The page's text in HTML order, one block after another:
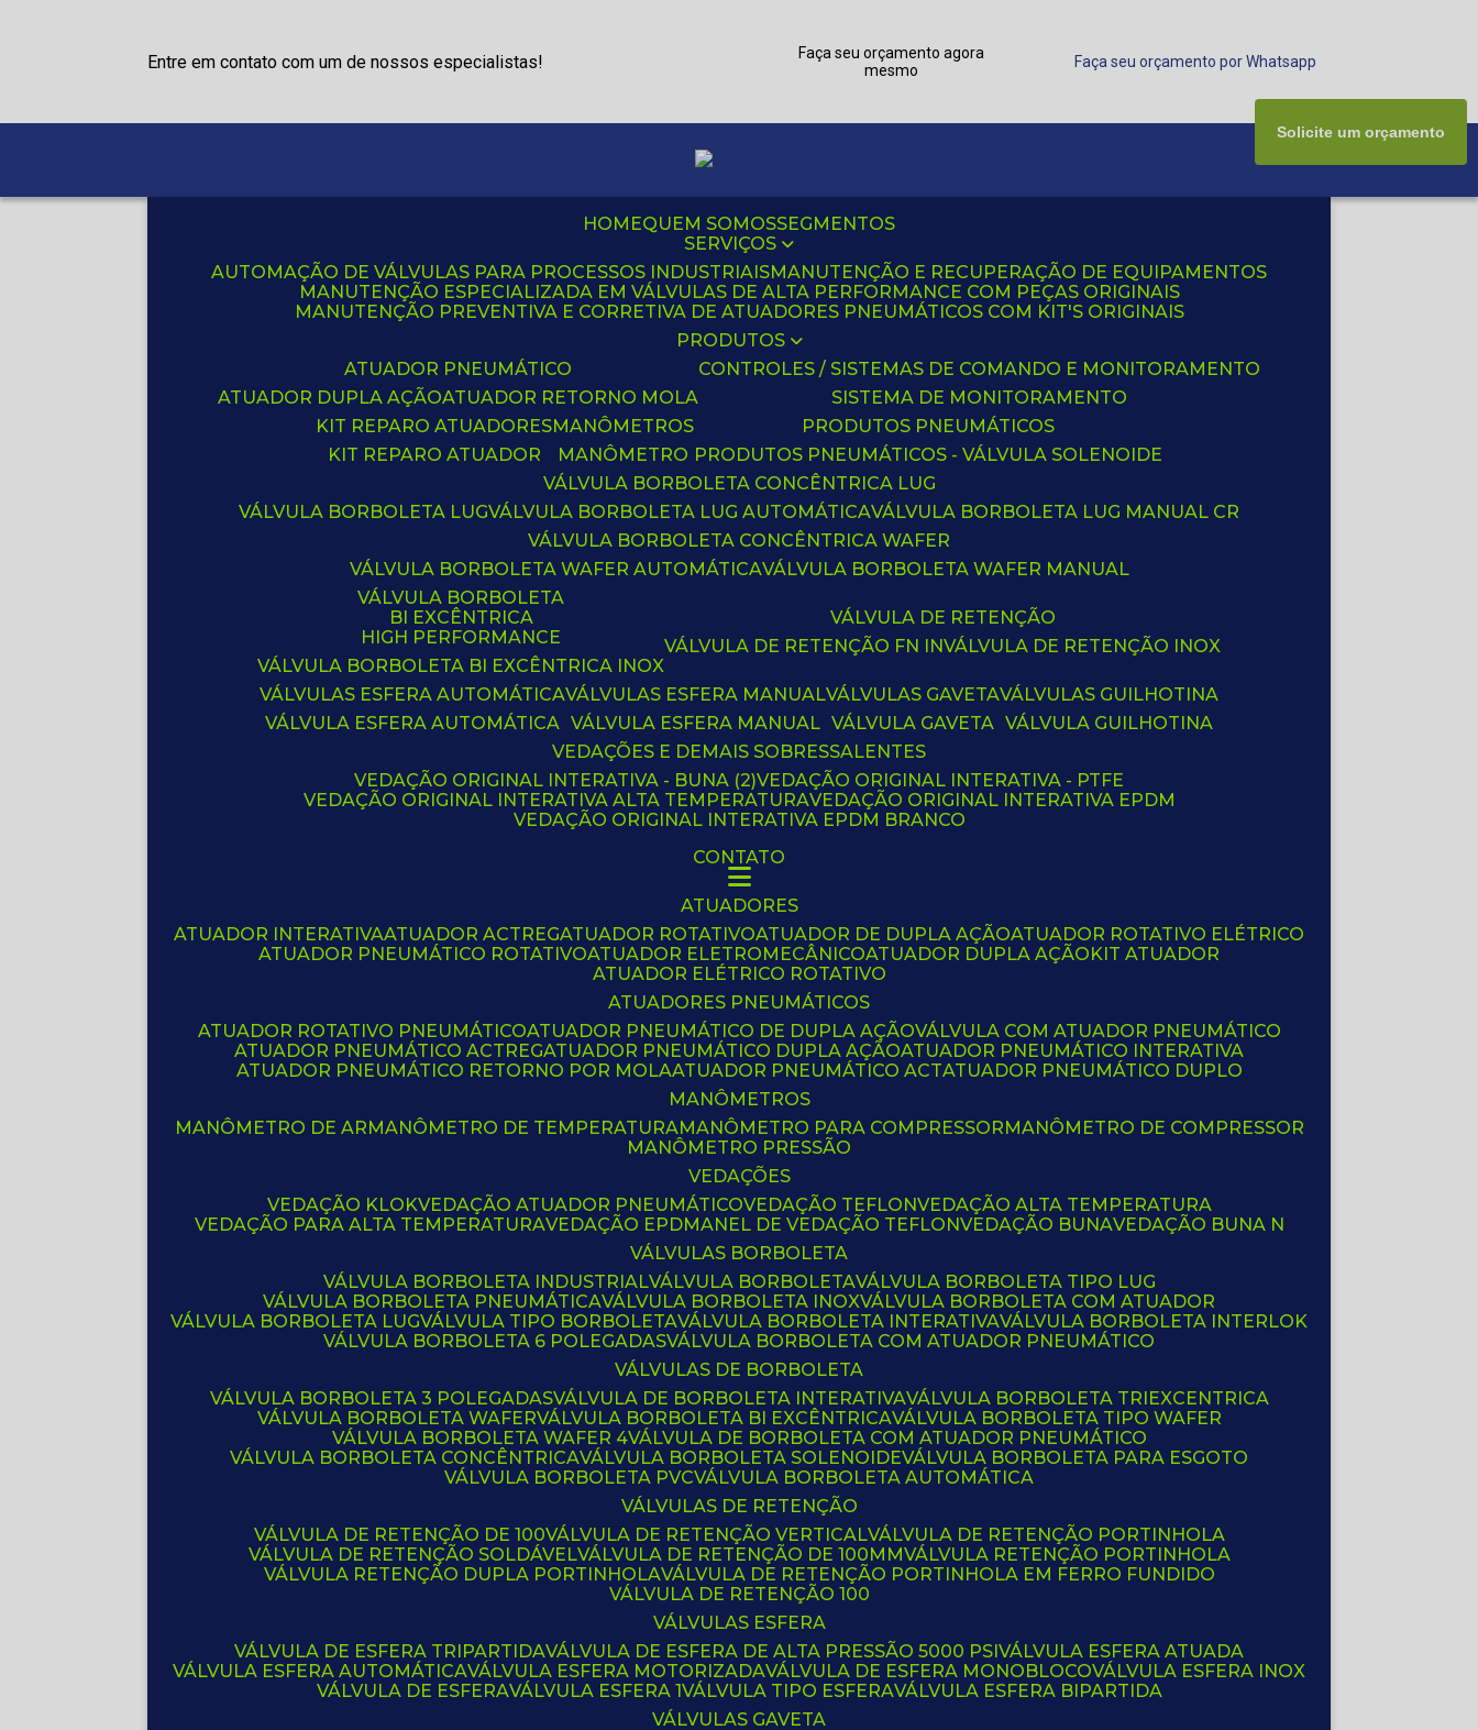
Entre em contato com um de nossos especialistas!
Faça seu orçamento agora
mesmo
Faça seu orçamento por Whatsapp
HOME QUEM SOMOS
SEGMENTOS
SERVIÇOS
AUTOMAÇÃO DE VÁLVULAS PARA PROCESSOS INDUSTRIAIS
MANUTENÇÃO E RECUPERAÇÃO DE EQUIPAMENTOS
MANUTENÇÃO ESPECIALIZADA EM VÁLVULAS DE ALTA PERFORMANCE COM PEÇAS ORIGINAIS
MANUTENÇÃO PREVENTIVA E CORRETIVA DE ATUADORES PNEUMÁTICOS COM KIT'S ORIGINAIS
PRODUTOS
ATUADOR PNEUMÁTICO
ATUADOR DUPLA AÇÃO
ATUADOR RETORNO MOLA
CONTROLES / SISTEMAS DE COMANDO E MONITORAMENTO
SISTEMA DE MONITORAMENTO
KIT REPARO ATUADORES
KIT REPARO ATUADOR
MANÔMETROS
MANÔMETRO
PRODUTOS PNEUMÁTICOS
PRODUTOS PNEUMÁTICOS - VÁLVULA SOLENOIDE
VÁLVULA BORBOLETA CONCÊNTRICA LUG
VÁLVULA BORBOLETA LUG VÁLVULA BORBOLETA LUG AUTOMÁTICA VÁLVULA BORBOLETA LUG MANUAL CR
VÁLVULA BORBOLETA CONCÊNTRICA WAFER
VÁLVULA BORBOLETA WAFER AUTOMÁTICA VÁLVULA BORBOLETA WAFER MANUAL
VÁLVULA BORBOLETA
BI EXCÊNTRICA
HIGH PERFORMANCE
VÁLVULA BORBOLETA BI EXCÊNTRICA INOX
VÁLVULA DE RETENÇÃO
VÁLVULA DE RETENÇÃO FN IN VÁLVULA DE RETENÇÃO INOX
VÁLVULAS ESFERA AUTOMÁTICA
VÁLVULA ESFERA AUTOMÁTICA
VÁLVULAS ESFERA MANUAL
VÁLVULA ESFERA MANUAL
VÁLVULAS GAVETA
VÁLVULA GAVETA
VÁLVULAS GUILHOTINA
VÁLVULA GUILHOTINA
VEDAÇÕES E DEMAIS SOBRESSALENTES
VEDAÇÃO ORIGINAL INTERATIVA - BUNA (2)
VEDAÇÃO ORIGINAL INTERATIVA - PTFE
VEDAÇÃO ORIGINAL INTERATIVA ALTA TEMPERATURA VEDAÇÃO ORIGINAL INTERATIVA EPDM
VEDAÇÃO ORIGINAL INTERATIVA EPDM BRANCO
CONTATO
ATUADORES
ATUADOR INTERATIVA ATUADOR ACTREG ATUADOR ROTATIVO ATUADOR DE DUPLA AÇÃO
ATUADOR ROTATIVO ELÉTRICO
ATUADOR PNEUMÁTICO ROTATIVO
ATUADOR ELETROMECÂNICO ATUADOR DUPLA AÇÃO
KIT ATUADOR
ATUADOR ELÉTRICO ROTATIVO
ATUADORES PNEUMÁTICOS
ATUADOR ROTATIVO PNEUMÁTICO
ATUADOR PNEUMÁTICO DE DUPLA AÇÃO VÁLVULA COM ATUADOR PNEUMÁTICO
ATUADOR PNEUMÁTICO ACTREG
ATUADOR PNEUMÁTICO DUPLA AÇÃO
ATUADOR PNEUMÁTICO INTERATIVA
ATUADOR PNEUMÁTICO RETORNO POR MOLA ATUADOR PNEUMÁTICO ACT
ATUADOR PNEUMÁTICO DUPLO
MANÔMETROS
MANÔMETRO DE AR
MANÔMETRO DE TEMPERATURA MANÔMETRO PARA COMPRESSOR
MANÔMETRO DE COMPRESSOR
MANÔMETRO PRESSÃO
VEDAÇÕES
VEDAÇÃO KLOK VEDAÇÃO ATUADOR PNEUMÁTICO VEDAÇÃO TEFLON
VEDAÇÃO ALTA TEMPERATURA
VEDAÇÃO PARA ALTA TEMPERATURA VEDAÇÃO EPDM ANEL DE VEDAÇÃO TEFLON VEDAÇÃO BUNA VEDAÇÃO BUNA N
VÁLVULAS BORBOLETA
VÁLVULA BORBOLETA INDUSTRIAL VÁLVULA BORBOLETA VÁLVULA BORBOLETA TIPO LUG
VÁLVULA BORBOLETA PNEUMÁTICA VÁLVULA BORBOLETA INOX VÁLVULA BORBOLETA COM ATUADOR
VÁLVULA BORBOLETA LUG VÁLVULA TIPO BORBOLETA VÁLVULA BORBOLETA INTERATIVA VÁLVULA BORBOLETA INTERLOK
VÁLVULA BORBOLETA 6 POLEGADAS VÁLVULA BORBOLETA COM ATUADOR PNEUMÁTICO
VÁLVULAS DE BORBOLETA
VÁLVULA BORBOLETA 3 POLEGADAS VÁLVULA DE BORBOLETA INTERATIVA VÁLVULA BORBOLETA TRIEXCENTRICA
VÁLVULA BORBOLETA WAFER VÁLVULA BORBOLETA BI EXCÊNTRICA VÁLVULA BORBOLETA TIPO WAFER
VÁLVULA BORBOLETA WAFER 4 VÁLVULA DE BORBOLETA COM ATUADOR PNEUMÁTICO
VÁLVULA BORBOLETA CONCÊNTRICA VÁLVULA BORBOLETA SOLENOIDE VÁLVULA BORBOLETA PARA ESGOTO
VÁLVULA BORBOLETA PVC VÁLVULA BORBOLETA AUTOMÁTICA
VÁLVULAS DE RETENÇÃO
VÁLVULA DE RETENÇÃO DE 100 VÁLVULA DE RETENÇÃO VERTICAL VÁLVULA DE RETENÇÃO PORTINHOLA
VÁLVULA DE RETENÇÃO SOLDÁVEL VÁLVULA DE RETENÇÃO DE 100MM
VÁLVULA RETENÇÃO PORTINHOLA
VÁLVULA RETENÇÃO DUPLA PORTINHOLA VÁLVULA DE RETENÇÃO PORTINHOLA EM FERRO FUNDIDO
VÁLVULA DE RETENÇÃO 100
VÁLVULAS ESFERA
VÁLVULA DE ESFERA TRIPARTIDA VÁLVULA DE ESFERA DE ALTA PRESSÃO 5000 PSI VÁLVULA ESFERA ATUADA
VÁLVULA ESFERA AUTOMÁTICA VÁLVULA ESFERA MOTORIZADA VÁLVULA DE ESFERA MONOBLOCO VÁLVULA ESFERA INOX
VÁLVULA DE ESFERA VÁLVULA ESFERA 1 VÁLVULA TIPO ESFERA VÁLVULA ESFERA BIPARTIDA
VÁLVULAS GAVETA
Solicite um orçamento